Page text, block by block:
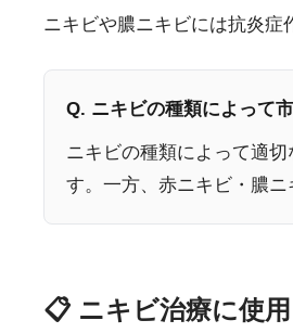
ニキビや膿ニキビには抗炎症
Q. ニキビの種類によって
ニキビの種類によって適
す。一方、赤ニキビ・膿
📋 ニキビ治療に使